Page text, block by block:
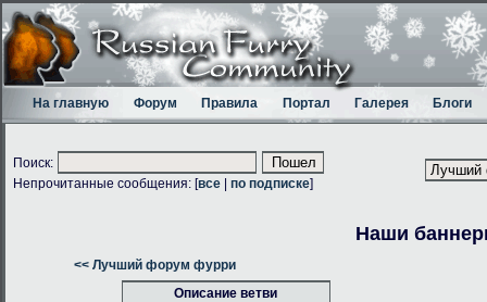
На главную Форум Правила Портал Галерея Блоги
Поиск:
Непрочитанные сообщения: [все по подписке]
Наши
<< Лучший форум фурри
Описание ветви